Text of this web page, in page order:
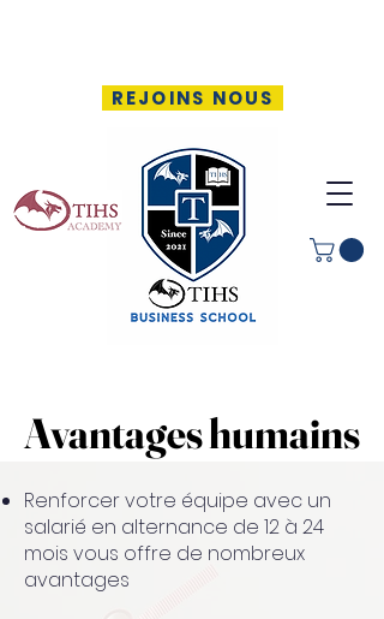
REJOINS NOUS
Avantages humains
Avantages humains
Renforcer votre équipe avec un
salarié en alternance de 12 à 24
mois vous offre de nombreux
avantages